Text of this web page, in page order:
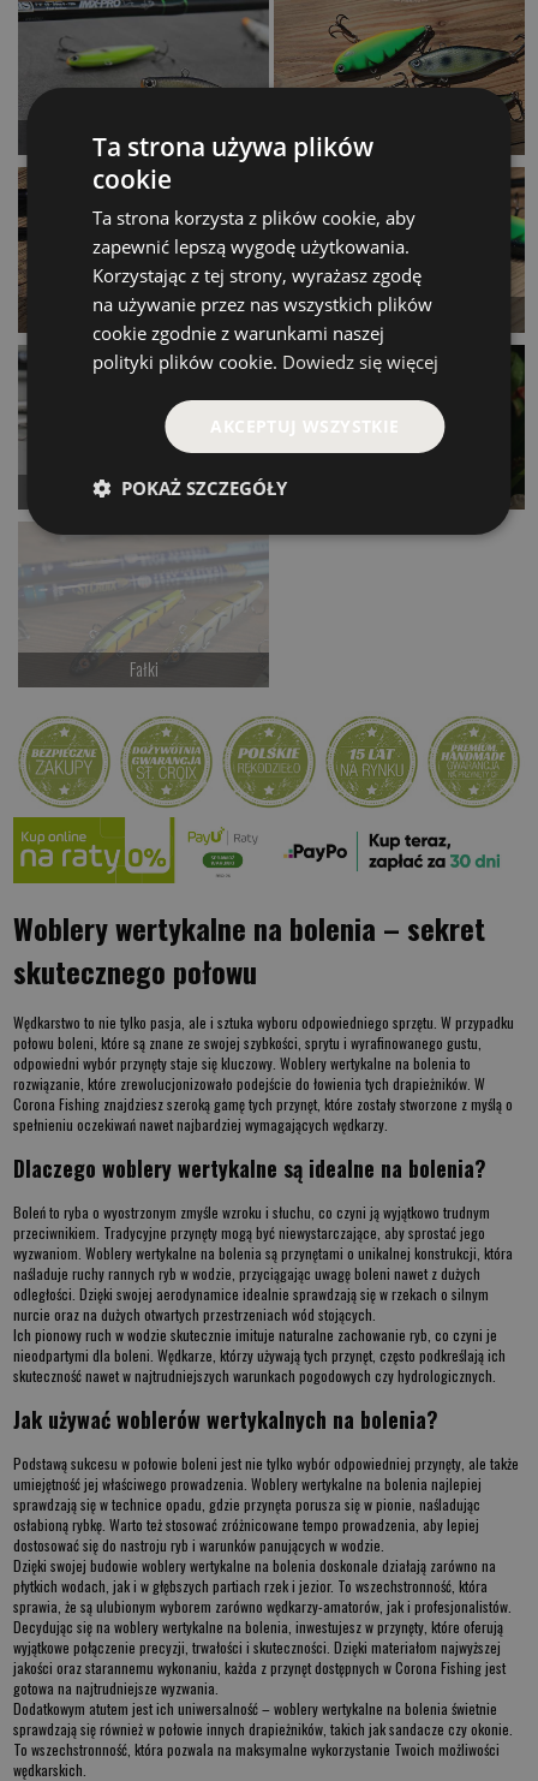
Kup teraz > Kup teraz >
Verti Ukleja 65
od 49.00 PLN
Kup teraz >
Verti Płoć 70
Kup teraz >
Vert Ukleja 75
od 49.00 PLN
Verti Krąp 90
od 54.00 PLN
Kup teraz >
Rapid
Kup teraz >
Fałki
Kup teraz >
Woblery wertykalne na bolenia – sekret
skutecznego połowu
Wędkarstwo to nie tylko pasja, ale i sztuka wyboru odpowiedniego sprzętu. W przypadku
połowu boleni, które są znane ze swojej szybkości, sprytu i wyrafinowanego gustu,
odpowiedni wybór przynęty staje się kluczowy.Woblery wertykalne na bolenia to
rozwiązanie, które zrewolucjonizowało podejście do łowienia tych drapieżników. W
Corona Fishing znajdziesz szeroką gamę tych przynęt, które zostały stworzone z myślą o
spełnieniu oczekiwań nawet najbardziej wymagających wędkarzy.
Dlaczego woblery wertykalne są idealne na bolenia?
Boleń to ryba o wyostrzonym zmyśle wzroku i słuchu, co czyni ją wyjątkowo trudnym
przeciwnikiem. Tradycyjne przynęty mogą być niewystarczające, aby sprostać jego
wyzwaniom.Woblery wertykalne na bolenia są przynętami o unikalnej konstrukcji, która
naśladuje ruchy rannych ryb w wodzie, przyciągając uwagę boleni nawet z dużych
odległości. Dzięki swojej aerodynamice idealnie sprawdzają się w rzekach o silnym
nurcie oraz na dużych otwartych przestrzeniach wód stojących.
Ich pionowy ruch w wodzie skutecznie imituje naturalne zachowanie ryb, co czyni je
nieodpartymi dla boleni. Wędkarze, którzy używają tych przynęt, często podkreślają ich
skuteczność nawet w najtrudniejszych warunkach pogodowych czy hydrologicznych.
Jak używać woblerów wertykalnych na bolenia?
Podstawą sukcesu w połowie boleni jest nie tylko wybór odpowiedniej przynęty, ale także
umiejętność jej właściwego prowadzenia.Woblery wertykalne na bolenia najlepiej
sprawdzają się w technice opadu, gdzie przynęta porusza się w pionie, naśladując
osłabioną rybkę. Warto też stosować zróżnicowane tempo prowadzenia, aby lepiej
dostosować się do nastroju ryb i warunków panujących w wodzie.
Dzięki swojej budowiewoblery wertykalne na bolenia doskonale działają zarówno na
płytkich wodach, jak i w głębszych partiach rzek i jezior. To wszechstronność, która
sprawia, że są ulubionym wyborem zarówno wędkarzy-amatorów, jak i profesjonalistów.
Decydując się nawoblery wertykalne na bolenia , inwestujesz w przynęty, które oferują
wyjątkowe połączenie precyzji, trwałości i skuteczności. Dzięki materiałom najwyższej
jakości oraz starannemu wykonaniu, każda z przynęt dostępnych w Corona Fishing jest
gotowa na najtrudniejsze wyzwania.
Dodatkowym atutem jest ich uniwersalność –woblery wertykalne na bolenia świetnie
sprawdzają się również w połowie innych drapieżników, takich jak sandacze czy okonie.
To wszechstronność, która pozwala na maksymalne wykorzystanie Twoich możliwości
wędkarskich.
Ta strona używa plików
cookie
Ta strona korzysta z plików cookie, aby
zapewnić lepszą wygodę użytkowania.
Korzystając z tej strony, wyrażasz zgodę
na używanie przez nas wszystkich plików
cookie zgodnie z warunkami naszej
polityki plików cookie. Dowiedz się więcej
AKCEPTUJ WSZYSTKIE
POKAŻ SZCZEGÓŁY